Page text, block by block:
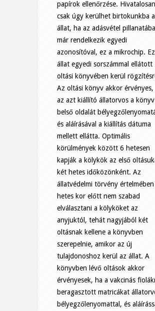
papírok ellenőrzése. Hivatalosan
csak úgy kerülhet birtokunkba
állat, ha az adásvétel
már rendelkezik egyedi
azonosítóval, ez a mikrochip.
állat egyedi sorszámmal ellátott
oltási könyvében kerül
Az oltási könyv akkor érvényes,
az azt kiállító állatorvos a könyv
belső oldalát
és aláírásával a kiállítás dátuma
mellett ellátta. Optimális
körülmények között 6 hetesen
kapják a kölykök az első
két hetes időközönként. Az
állatvédelmi törvény
hetes kor előtt nem szabad
elválasztani a kölyköket az
anyjuktól, tehát nagyjából két
oltásnak kellene a könyvben
szerepelnie, amikor az új
tulajdonoshoz kerül az állat. A
könyvben lévő oltások akkor
érvényesek, ha a vakcinás
beragasztott matricákat
bélyegzőlenyomattal, és